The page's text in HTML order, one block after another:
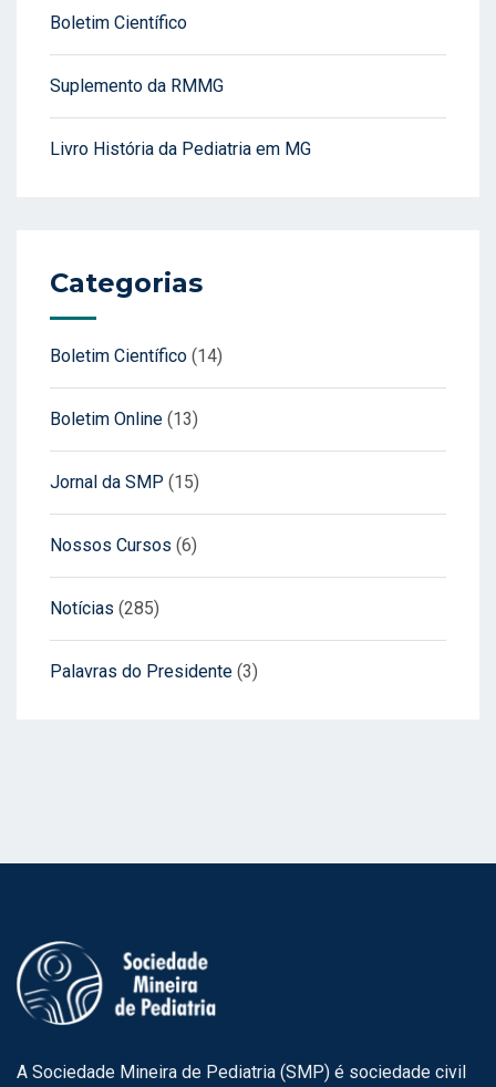
Boletim Científico
Suplemento da RMMG
Livro História da Pediatria em MG
Categorias
Boletim Científico (14)
Boletim Online (13)
Jornal da SMP (15)
Nossos Cursos (6)
Notícias (285)
Palavras do Presidente (3)
A Sociedade Mineira de Pediatria (SMP) é sociedade civil